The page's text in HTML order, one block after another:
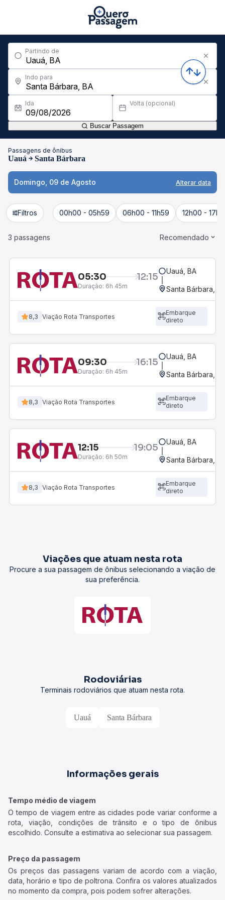
Partindo de
Indo para
Ida Volta (opcional)
Buscar Passagem
Passagens de ônibus
Uauá Santa Bárbara
Domingo, 09 de Agosto Alterar data
Filtros 00h00 - 05h59 06h00 - 11h59 12h00 -
3 passagens Recomendado
05:30 12:15
Duração: 6h 45m
Uauá, BA
Santa Bárbara,
8,3 Viação Rota Transportes
Embarque
direto
09:30 16:15
Duração: 6h 45m
Uauá, BA
Santa Bárbara,
8,3 Viação Rota Transportes
Embarque
direto
12:15 19:05
Duração: 6h 50m
Uauá, BA
Santa Bárbara,
8,3 Viação Rota Transportes
Embarque
direto
Viações que atuam nesta rota
Procure a sua passagem de ônibus selecionando a viação de
sua preferência.
Rodoviárias
Terminais rodoviários que atuam nesta rota.
Uauá Santa Bárbara
Informações gerais
Tempo médio de viagem
O tempo de viagem entre as cidades pode variar conforme a
rota, viação, condições de trânsito e o tipo de ônibus
escolhido. Consulte a estimativa ao selecionar sua passagem.
Preço da passagem
Os preços das passagens variam de acordo com a viação,
data, horário e tipo de poltrona. Confira os valores atualizados
no momento da compra, pois podem sofrer alterações.